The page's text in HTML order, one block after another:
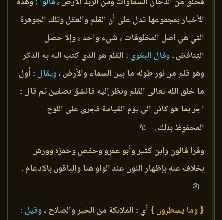
الأخبار بمجموعها تدل على أن القلم والعقل وتلك الجوهرة
التي هي أصل المخلوقات ، شيء واحد ، وإلا حصل
التناقض .وقال البغوي : القلم هو الذي كتب الله به الذكر
وهو قلم من نور طوله ما بين السماء والأرض ،ويقال : أول
ما خلق الله تعالى القلم ونظر إليه فانشق نصفين ثم قال :
اجر بما هو كائن إلى يوم القيامة فجرى على اللوح
المحفوظ بذلك .
وقرأ قالون وابن كثير وأبو عمرو وحفص وحمزة وورش
بخلاف عنه بإظهار النون عند الواو هنا والباقون بالإدغام .
{ وما يسطرون } أي : الملائكة من الخير والصلاح ،وقيل :